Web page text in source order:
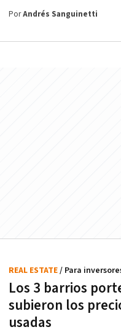
PorAndrés Sanguinetti
Los 3 barrios
subieron los
usadas
REAL ESTATE/ Para